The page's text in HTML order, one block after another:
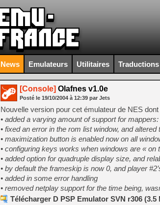
News Emulateurs Utilitaires Traductions
[Console] Olafnes v1.0e
Posté le 19/10/2004 à 12:39 par Jets
Nouvelle version pour cet émulateur de NES
• added a varying amount of support for mappers:
• fixed an error in the rom list window, and
• maximization button is enabled now on all
• configuring keys works when windows are « on
• added option for quadruple display size, and
• by default the frameskip is now 0, and player
• added in some error handling
• removed netplay support for the time being,
Télécharger D PSP Emulator SVN r306 (3.5